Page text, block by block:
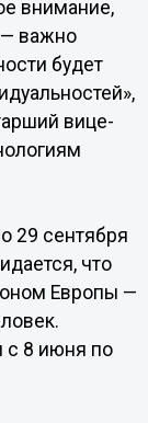
внимание,
важно
будет
вице-
29 сентября
что
Европы —
с 8 июня по